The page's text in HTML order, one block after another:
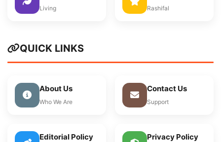
Living Rashifal
QUICK LINKS
About Us
Who We Are
Contact Us
Support
Editorial Policy Privacy Policy